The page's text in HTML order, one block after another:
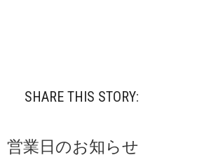
SHARE THIS STORY:
営業日のお知らせ